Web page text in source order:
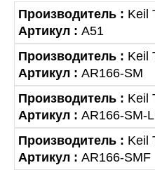
Производитель : Keil
Артикул : A51
Производитель : Keil
Артикул : AR166-SM
Производитель : Keil
Артикул : AR166-SM-
Производитель : Keil
Артикул : AR166-SMF